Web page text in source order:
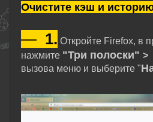
Очистите кэш и
— 1. Откройте Firefox, в
нажмите "Три полоски" >
вызова меню и выберите "